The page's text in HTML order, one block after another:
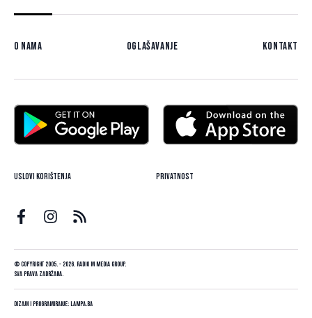
O nama Oglašavanje Kontakt
Uslovi korištenja Privatnost
© Copyright 2005. - 2026. Radio M Media Group.
Sva prava zadržana.
Dizajn i programiranje:Lampa.ba